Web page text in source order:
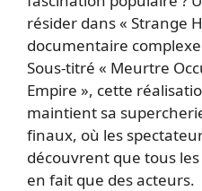
résider dans « Strange
documentaire
Sous-titré « Meurtre
Empire », cette
maintient sa
finaux, où les
découvrent que tous
en fait que des acteurs.